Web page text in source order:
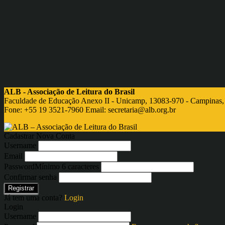
ALB - Associação de Leitura do Brasil
Faculdade de Educação Anexo II - Unicamp, 13083-970 - Campinas,
Fone: +55 19 3521-7960 Email: secretaria@alb.org.br
Cadastrar Nova Conta
Username
Email
PasswordMínimo 6 caracteres
Confirmar senha
Registrar
Já tem uma conta? Login
Login
Username